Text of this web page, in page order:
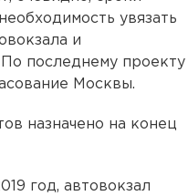
увязать
и
последнему проекту
Москвы.
назначено на конец
год, автовокзал